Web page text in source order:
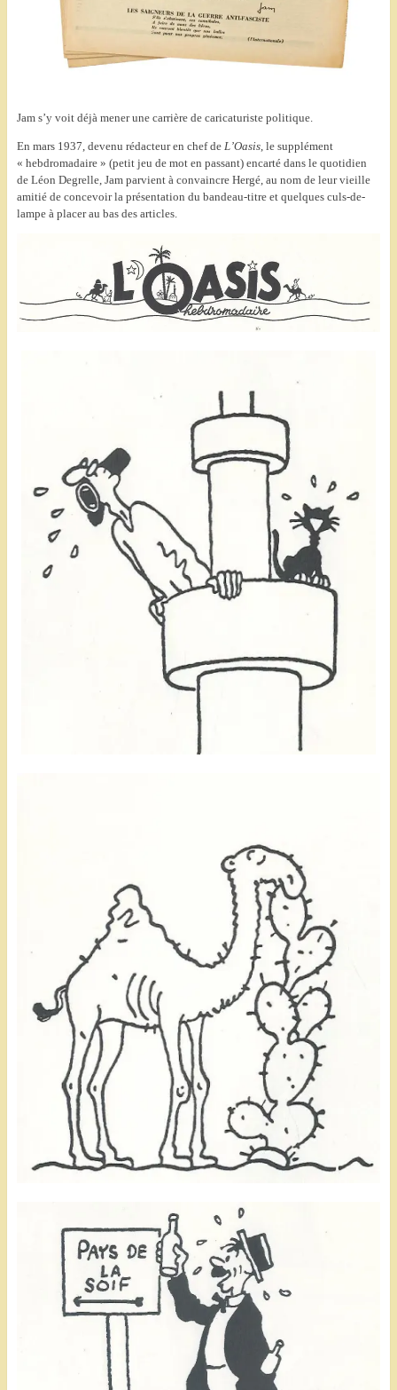
Jam s’y voit déjà mener une carrière de caricaturiste politique.
En mars 1937, devenu rédacteur en chef deL’Oasis, le supplément
« hebdromadaire » (petit jeu de mot en passant) encarté dans le quotidien
de Léon Degrelle, Jam parvient à convaincre Hergé, au nom de leur vieille
amitié de concevoir la présentation du bandeau-titre et quelques culs-de-
lampe à placer au bas des articles.